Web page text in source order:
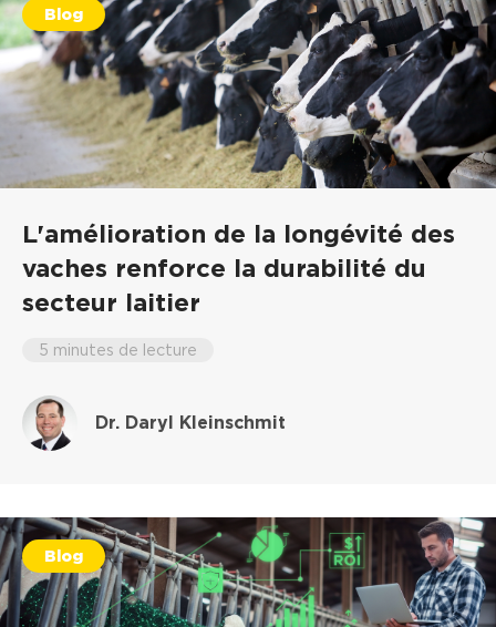
Blog
L'amélioration de la longévité des
vaches renforce la durabilité du
secteur laitier
5 minutes de lecture
Dr. Daryl Kleinschmit
Blog